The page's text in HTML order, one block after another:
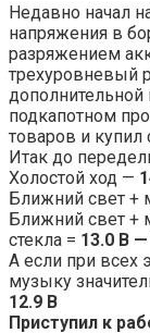
Недавно начал
напряжения в
разряжением
трехуровневый
подкапотном
товаров и
Итак до
Холостой ход —
Ближний свет +
Ближний свет +
стекла = 13.0 В
А если при всех
музыку
12.9 В
Приступил к